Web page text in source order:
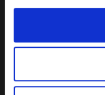
The Dybdahl Co.